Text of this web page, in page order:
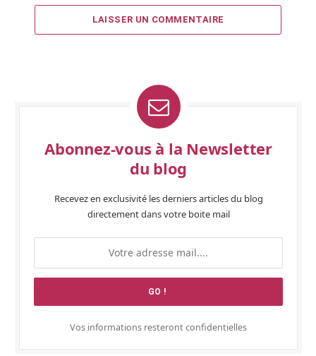
LAISSER UN COMMENTAIRE
Abonnez-vous à la Newsletter
du blog
Recevez en exclusivité les derniers articles du blog
directement dans votre boite mail
Vos informations resteront confidentielles